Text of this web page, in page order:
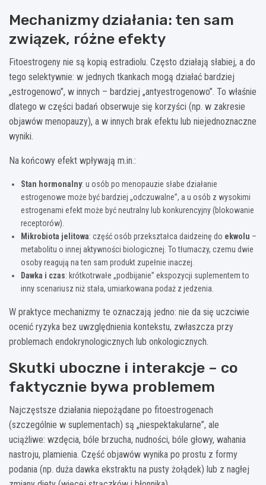
Mechanizmy działania: ten sam
związek, różne efekty
Fitoestrogeny nie są kopią estradiolu. Często działają słabiej, a do
tego selektywnie: w jednych tkankach mogą działać bardziej
„estrogenowo”, w innych – bardziej „antyestrogenowo”. To właśnie
dlatego w części badań obserwuje się korzyści (np. w zakresie
objawów menopauzy), a w innych brak efektu lub niejednoznaczne
wyniki.
Na końcowy efekt wpływają m.in.:
Stan hormonalny: u osób po menopauzie słabe działanie
estrogenowe może być bardziej „odczuwalne”, a u osób z wysokimi
estrogenami efekt może być neutralny lub konkurencyjny (blokowanie
receptorów).
Mikrobiota jelitowa: część osób przekształca daidzeinę do ekwolu –
metabolitu o innej aktywności biologicznej. To tłumaczy, czemu dwie
osoby reagują na ten sam produkt zupełnie inaczej.
Dawka i czas: krótkotrwałe „podbijanie” ekspozycji suplementem to
inny scenariusz niż stała, umiarkowana podaż z jedzenia.
W praktyce mechanizmy te oznaczają jedno: nie da się uczciwie
ocenić ryzyka bez uwzględnienia kontekstu, zwłaszcza przy
problemach endokrynologicznych lub onkologicznych.
Skutki uboczne i interakcje – co
faktycznie bywa problemem
Najczęstsze działania niepożądane po fitoestrogenach
(szczególnie w suplementach) są „niespektakularne”, ale
uciążliwe: wzdęcia, bóle brzucha, nudności, bóle głowy, wahania
nastroju, plamienia. Część objawów wynika po prostu z formy
podania (np. duża dawka ekstraktu na pusty żołądek) lub z nagłej